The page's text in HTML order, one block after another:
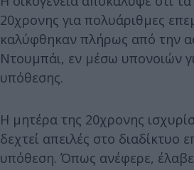
20χρονης για πολυάριθμες
καλύφθηκαν πλήρως από την
Ντουμπάι, εν μέσω υπονοιών
υπόθεσης.
Η μητέρα της 20χρονης
δεχτεί απειλές στο διαδίκτυο
υπόθεση. Όπως ανέφερε,